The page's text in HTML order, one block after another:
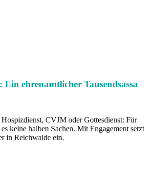
ehrenamtlicher Tausendsassa
CVJM oder Gottesdienst: Für
keine halben Sachen. Mit Engagement setzt
in Reichwalde ein.